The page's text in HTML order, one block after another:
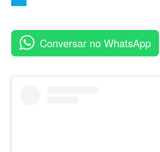
aplicativo
Conversar no WhatsApp